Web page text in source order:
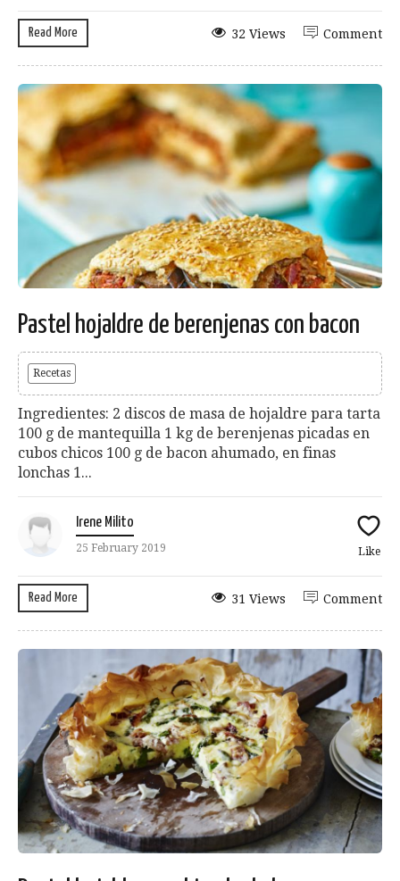
Read More Comment
32 Views
Pastel hojaldre de berenjenas con bacon
Recetas
Ingredientes: 2 discos de masa de hojaldre para tarta
100 g de mantequilla 1 kg de berenjenas picadas en
cubos chicos 100 g de bacon ahumado, en finas
lonchas 1...
Irene Milito
25 February 2019 Like
Read More Comment
31 Views